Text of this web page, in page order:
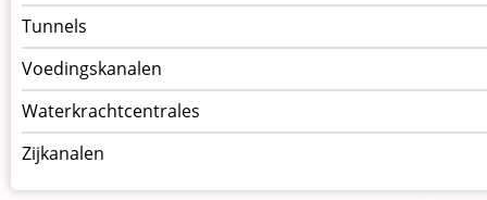
Tunnels
Voedingskanalen
Waterkrachtcentrales
Zijkanalen